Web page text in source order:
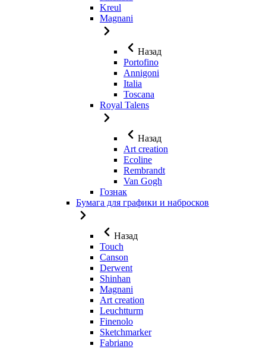
Kreul
Magnani
Назад
Portofino
Annigoni
Italia
Toscana
Royal Talens
Назад
Art creation
Ecoline
Rembrandt
Van Gogh
Гознак
Бумага для графики и набросков
Назад
Touch
Canson
Derwent
Shinhan
Magnani
Art creation
Leuchtturm
Finenolo
Sketchmarker
Fabriano